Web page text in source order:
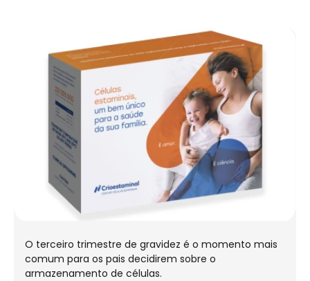
O terceiro trimestre de gravidez é o momento mais
comum para os pais decidirem sobre o
armazenamento de células.